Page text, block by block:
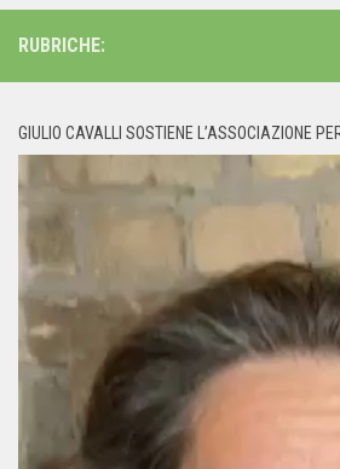
RUBRICHE:
GIULIO CAVALLI SOSTIENE L’ASSOCIAZIONE
Player